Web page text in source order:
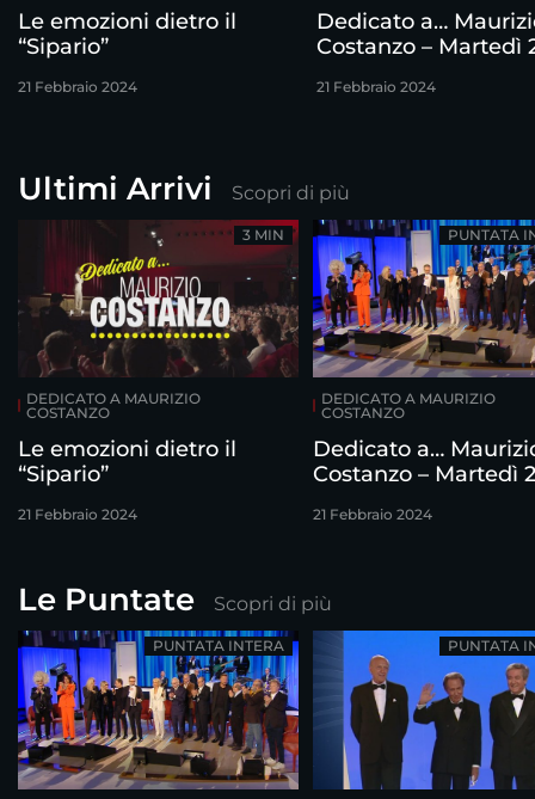
Le emozioni dietro il
“Sipario”
21 Febbraio 2024
Dedicato a…
Costanzo – Martedì
21 Febbraio 2024
Ultimi Arrivi Scopri di più
DEDICATO A MAURIZIO
COSTANZO
Le emozioni dietro il
“Sipario”
21 Febbraio 2024
3 MIN
DEDICATO A MAURIZIO
COSTANZO
Dedicato a…
Costanzo – Martedì
21 Febbraio 2024
PUNTATA
Le Puntate Scopri di più
PUNTATA INTERA PUNTATA